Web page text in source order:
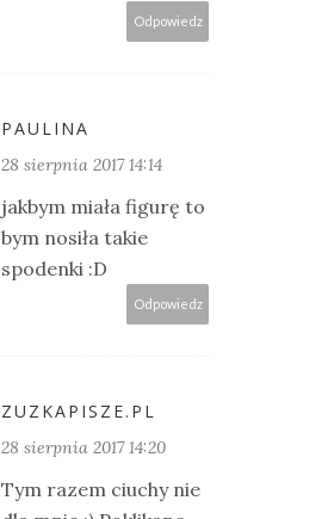
Odpowiedz
PAULINA
28 sierpnia 2017 14:14
jakbym miała figurę to
bym nosiła takie
spodenki :D
Odpowiedz
ZUZKAPISZE.PL
28 sierpnia 2017 14:20
Tym razem ciuchy nie